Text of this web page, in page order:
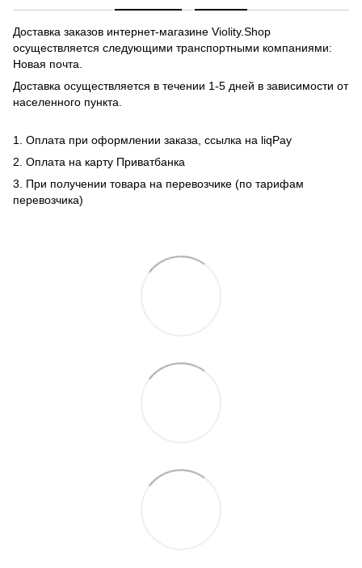
Доставка заказов интернет-магазине Violity.Shop
осуществляется следующими транспортными компаниями:
Новая почта.
Доставка осуществляется в течении 1-5 дней в зависимости от
населенного пункта.
1. Оплата при оформлении заказа, ссылка на liqPay
2. Оплата на карту Приватбанка
3. При получении товара на перевозчике (по тарифам
перевозчика)